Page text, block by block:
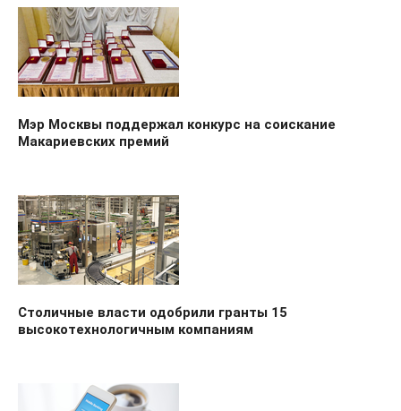
Мэр Москвы поддержал конкурс на соискание
Макариевских премий
Столичные власти одобрили гранты 15
высокотехнологичным компаниям